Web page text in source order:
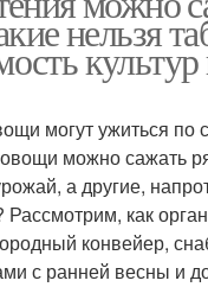
нельзя
могут ужиться по
можно сажать
а другие,
как
конвейер,
с ранней весны и